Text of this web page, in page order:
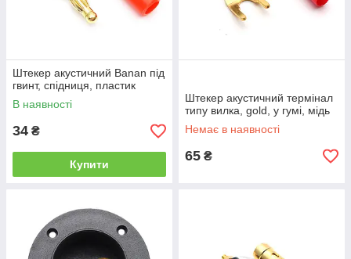
Штекер акустичний Banan під
гвинт, спідниця, пластик
В наявності
34 ₴
Купити
Штекер акустичний термінал
типу вилка, gold, у гумі, мідь
Немає в наявності
65 ₴